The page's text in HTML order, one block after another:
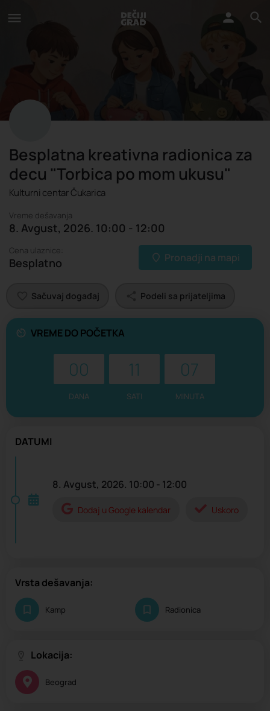
Besplatna kreativna radionica za
decu "Torbica po mom ukusu"
Kulturni centar Čukarica
Vreme dešavanja
8. Avgust, 2026. 10:00 - 12:00
Cena ulaznice:
Besplatno Pronadji na mapi
Sačuvaj događaj Podeli sa prijateljima
VREME DO POČETKA
00
DANA
11
SATI
07
MINUTA
DATUMI
8. Avgust, 2026. 10:00 - 12:00
Dodaj u Google kalendar Uskoro
Vrsta dešavanja:
Kamp Radionica
Lokacija:
Beograd